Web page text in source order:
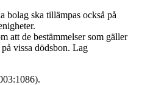
bolag ska tillämpas också på
att de bestämmelser som gäller
vissa dödsbon. Lag